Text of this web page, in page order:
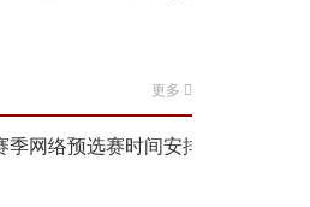
更多
季网络预选赛时间安排